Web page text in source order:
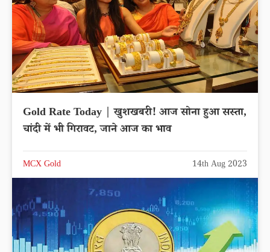
Gold Rate Today | खुशखबरी! आज सोना हुआ सस्ता,
चांदी में भी गिरावट, जाने आज का भाव
MCX Gold 14th Aug 2023